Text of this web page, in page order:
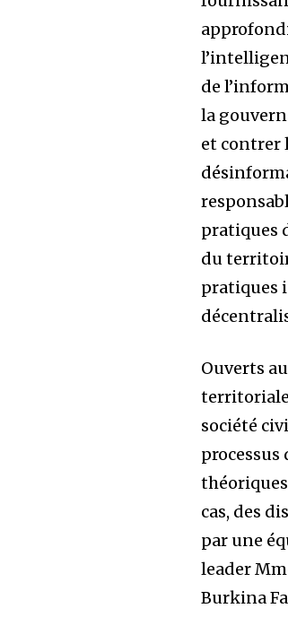
de
la
et contrer
pratiques
du
pratiques
Ouverts
société
cas, des
par une
leader
Burkina